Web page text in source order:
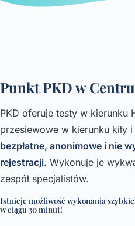
Punkt PKD w
PKD oferuje testy w kierunku
przesiewowe w kierunku kiły i
bezpłatne, anonimowe i nie
rejestracji. Wykonuje je
zespół specjalistów.
Istnieje możliwość wykonania
w ciągu 30 minut!